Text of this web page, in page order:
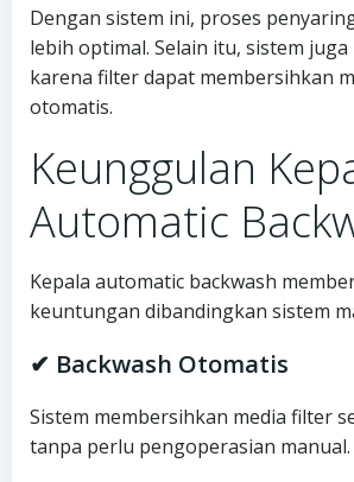
Dengan sistem ini, proses
lebih optimal. Selain itu, sistem
karena filter dapat membersihkan
otomatis.
Keunggulan
Automatic
Kepala automatic backwash
keuntungan dibandingkan sistem
✔ Backwash Otomatis
Sistem membersihkan media filter
tanpa perlu pengoperasian manual.